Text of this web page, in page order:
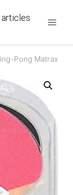
Pong Matrax